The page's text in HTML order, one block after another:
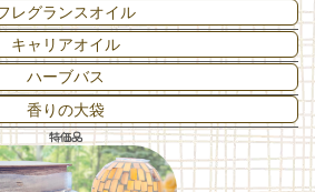
レグランスオイル
キャリアオイル
ハーブバス
香りの大袋
特価品